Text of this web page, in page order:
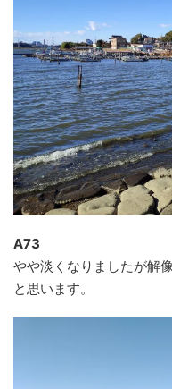
A73
やや淡くなりましたが解
と思います。